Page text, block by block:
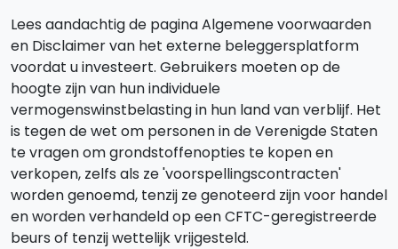
Lees aandachtig de pagina Algemene voorwaarden
en Disclaimer van het externe beleggersplatform
voordat u investeert. Gebruikers moeten op de
hoogte zijn van hun individuele
vermogenswinstbelasting in hun land van verblijf. Het
is tegen de wet om personen in de Verenigde Staten
te vragen om grondstoffenopties te kopen en
verkopen, zelfs als ze 'voorspellingscontracten'
worden genoemd, tenzij ze genoteerd zijn voor handel
en worden verhandeld op een CFTC-geregistreerde
beurs of tenzij wettelijk vrijgesteld.